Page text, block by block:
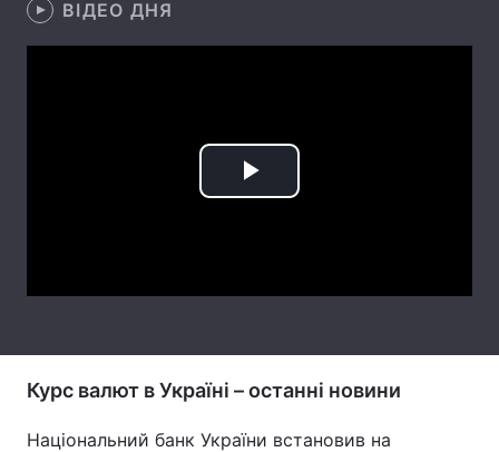
Інтерв'ю
Тема оформлення
ВІДЕО ДНЯ
Play
Курс валют в Україні – останні новини
Національний банк України встановив на